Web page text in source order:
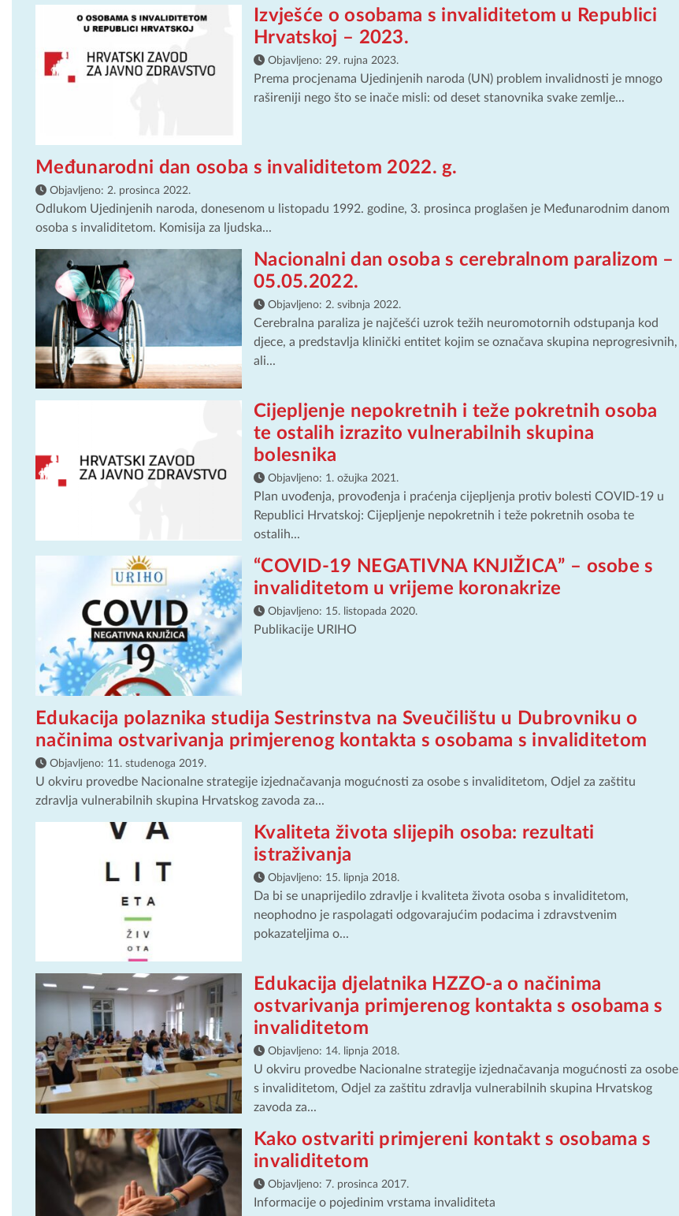
Izvješće o osobama s invaliditetom u Republici
Hrvatskoj – 2023.
Objavljeno: 29. rujna 2023.
Prema procjenama Ujedinjenih naroda (UN) problem invalidnosti je mnogo
rašireniji nego što se inače misli: od deset stanovnika svake zemlje...
Međunarodni dan osoba s invaliditetom 2022. g.
Objavljeno: 2. prosinca 2022.
Odlukom Ujedinjenih naroda, donesenom u listopadu 1992. godine, 3. prosinca proglašen je Međunarodnim danom
osoba s invaliditetom. Komisija za ljudska...
Nacionalni dan osoba s cerebralnom paralizom –
05.05.2022.
Objavljeno: 2. svibnja 2022.
Cerebralna paraliza je najčešći uzrok težih neuromotornih odstupanja kod
djece, a predstavlja klinički entitet kojim se označava skupina neprogresivnih,
ali...
Cijepljenje nepokretnih i teže pokretnih osoba
te ostalih izrazito vulnerabilnih skupina
bolesnika
Objavljeno: 1. ožujka 2021.
Plan uvođenja, provođenja i praćenja cijepljenja protiv bolesti COVID-19 u
Republici Hrvatskoj: Cijepljenje nepokretnih i teže pokretnih osoba te
ostalih...
“COVID-19 NEGATIVNA KNJIŽICA” – osobe s
invaliditetom u vrijeme koronakrize
Objavljeno: 15. listopada 2020.
Publikacije URIHO
Edukacija polaznika studija Sestrinstva na Sveučilištu u Dubrovniku o
načinima ostvarivanja primjerenog kontakta s osobama s invaliditetom
Objavljeno: 11. studenoga 2019.
U okviru provedbe Nacionalne strategije izjednačavanja mogućnosti za osobe s invaliditetom, Odjel za zaštitu
zdravlja vulnerabilnih skupina Hrvatskog zavoda za...
Kvaliteta života slijepih osoba: rezultati
istraživanja
Objavljeno: 15. lipnja 2018.
Da bi se unaprijedilo zdravlje i kvaliteta života osoba s invaliditetom,
neophodno je raspolagati odgovarajućim podacima i zdravstvenim
pokazateljima o...
Edukacija djelatnika HZZO-a o načinima
ostvarivanja primjerenog kontakta s osobama s
invaliditetom
Objavljeno: 14. lipnja 2018.
U okviru provedbe Nacionalne strategije izjednačavanja mogućnosti za osobe
s invaliditetom, Odjel za zaštitu zdravlja vulnerabilnih skupina Hrvatskog
zavoda za...
Kako ostvariti primjereni kontakt s osobama s
invaliditetom
Objavljeno: 7. prosinca 2017.
Informacije o pojedinim vrstama invaliditeta